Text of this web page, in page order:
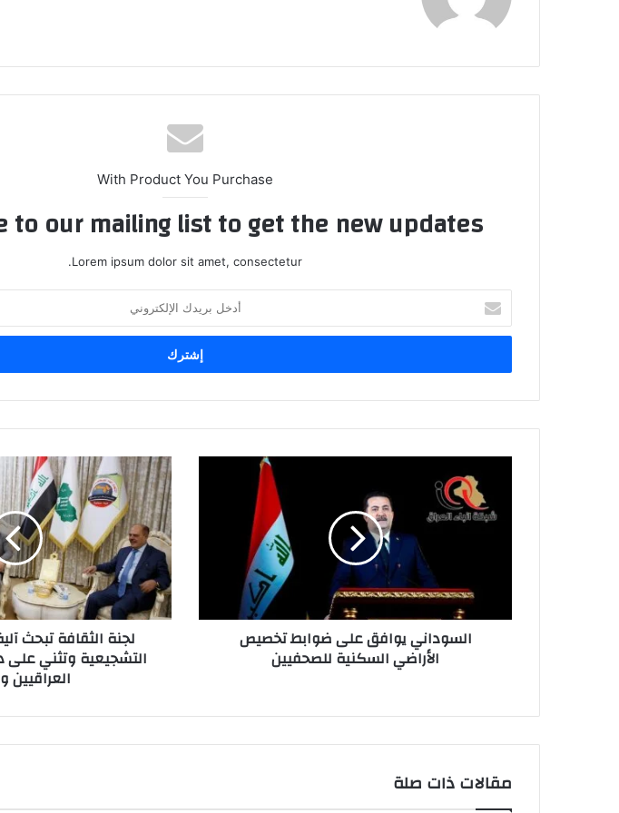
With Product You Purchase
to our mailing list to get the new updates!
Lorem ipsum dolor sit amet, consectetur.
بريدك
الإلكتروني
ضوابط
للصحفيين
السوداني يوافق على ضوابط تخصيص
الأراضي السكنية للصحفيين
لجنة
الثقافة
تبحث
آلية
توزيع
المكافات
التشجيعية
وتثني
على
لجنة الثقافة تبحث
التشجيعية وتثني على
العراقيين
مقالات ذات صلة